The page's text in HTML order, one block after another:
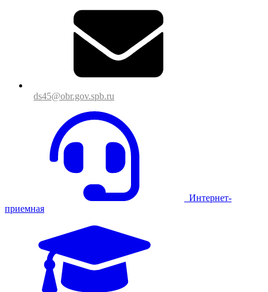
ds45@obr.gov.spb.ru
Интернет-
приемная